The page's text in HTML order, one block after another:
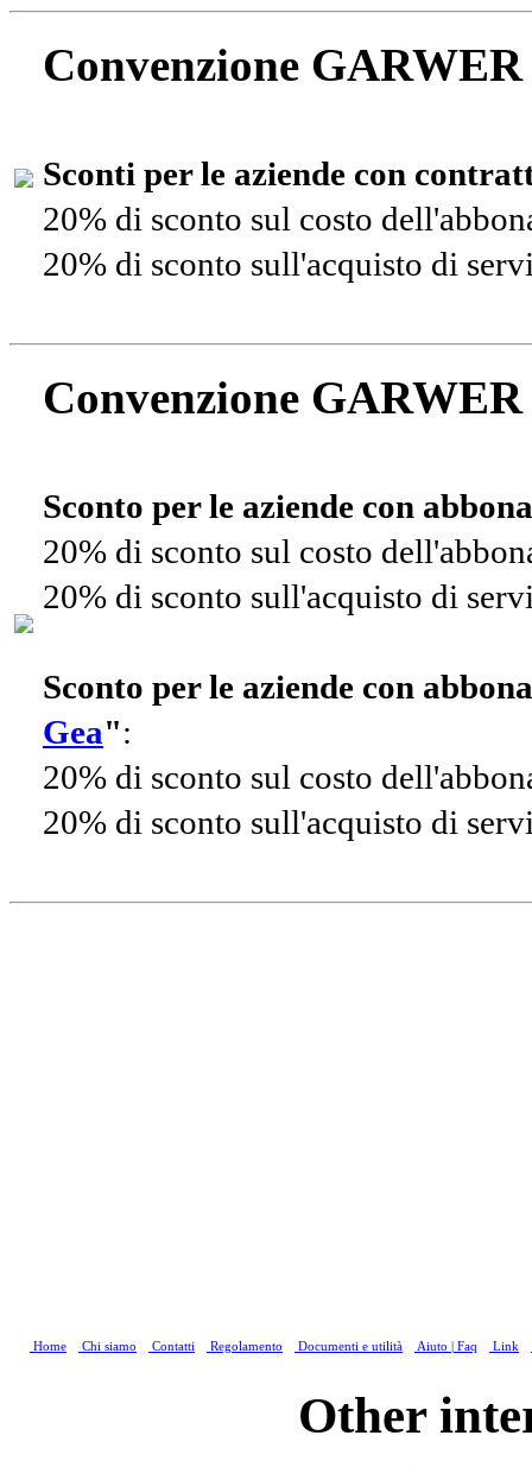
Convenzione
Sconti per le aziende con
20% di sconto sul costo
20% di sconto sull'acquisto di
Convenzione
Sconto per le aziende con
20% di sconto sul costo
20% di sconto sull'acquisto di
Sconto per le aziende con
Gea":
20% di sconto sul costo
20% di sconto sull'acquisto di
Home Chi siamo Contatti Regolamento Documenti e utilità Aiuto | Faq Link
Other